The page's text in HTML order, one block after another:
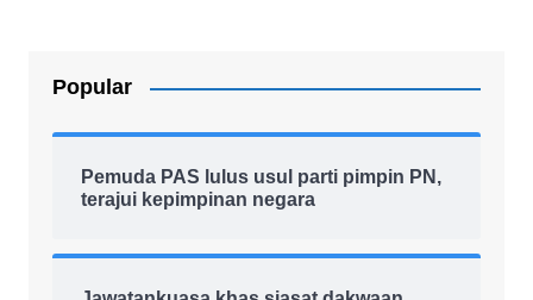
Popular
Pemuda PAS lulus usul parti pimpin PN,
terajui kepimpinan negara